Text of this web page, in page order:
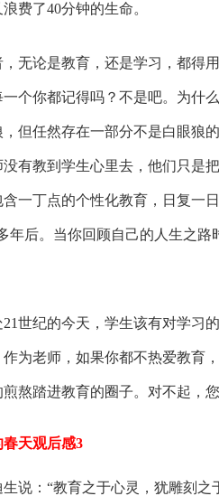
费了40分钟的生命。
，无论是教育，还是学习，都得
一个你都记得吗？不是吧。为什
，但任然存在一部分不是白眼狼
没有教到学生心里去，他们只是
含一丁点的个性化教育，日复一
年后。当你回顾自己的人生之
21世纪的今天，学生该有对学习
作为老师，如果你都不热爱教育
熬踏进教育的圈子。对不起，
春天观后感3
生说：“教育之于心灵，犹雕刻